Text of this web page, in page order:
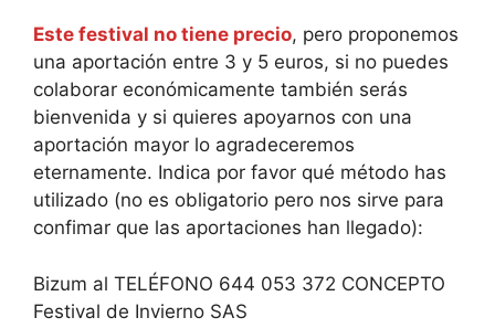
Este festival no tiene precio, pero proponemos
una aportación entre 3 y 5 euros, si no puedes
colaborar económicamente también serás
bienvenida y si quieres apoyarnos con una
aportación mayor lo agradeceremos
eternamente. Indica por favor qué método has
utilizado (no es obligatorio pero nos sirve para
confimar que las aportaciones han llegado):
Bizum al TELÉFONO 644 053 372 CONCEPTO
Festival de Invierno SAS